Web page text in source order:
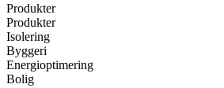
Produkter
Produkter
Isolering
Byggeri
Energioptimering
Bolig